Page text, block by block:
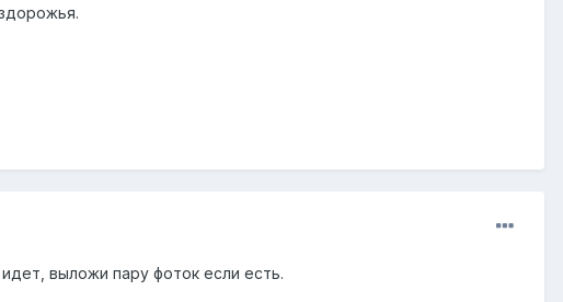
выложи пару фоток если есть.